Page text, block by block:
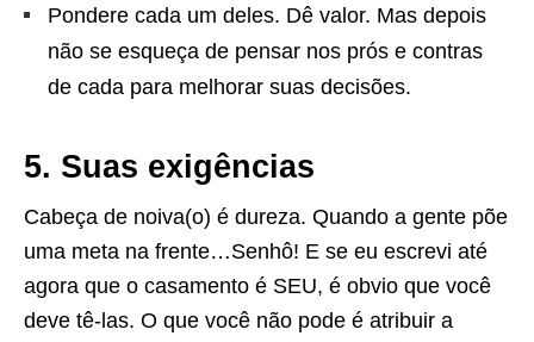
Pondere cada um deles. Dê valor. Mas depois
não se esqueça de pensar nos prós e contras
de cada para melhorar suas decisões.
5. Suas exigências
Cabeça de noiva(o) é dureza. Quando a gente põe
uma meta na frente…Senhô! E se eu escrevi até
agora que o casamento é SEU, é obvio que você
deve tê-las. O que você não pode é atribuir a